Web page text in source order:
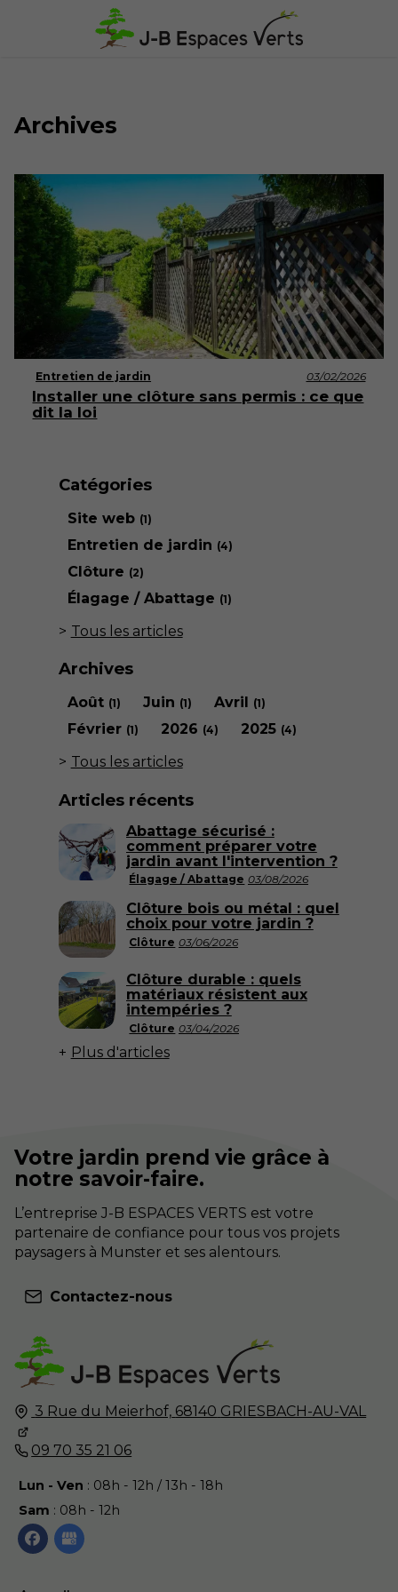
Catégories
Site web (1)
Entretien de jardin (4)
Clôture (2)
Élagage / Abattage (1)
Tous les articles
Archives
Août (1) Juin (1) Avril (1)
Février (1) 2026 (4) 2025 (4)
Tous les articles
Articles récents
Élagage / Abattage 03/08/2026
Abattage sécurisé :
comment préparer votre
jardin avant l'intervention ?
Clôture 03/06/2026
Clôture bois ou métal : quel
choix pour votre jardin ?
Clôture 03/04/2026
Clôture durable : quels
matériaux résistent aux
intempéries ?
Plus d'articles
Archives
Entretien de jardin 03/02/2026
Installer une clôture sans permis : ce que
dit la loi
3 Rue du Meierhof, 68140 GRIESBACH-AU-VAL
09 70 35 21 06
Lun - Ven : 08h - 12h / 13h - 18h
Sam : 08h - 12h
Votre jardin prend vie grâce à
notre savoir-faire.
L’entreprise J-B ESPACES VERTS est votre
partenaire de confiance pour tous vos projets
paysagers à Munster et ses alentours.
Contactez-nous